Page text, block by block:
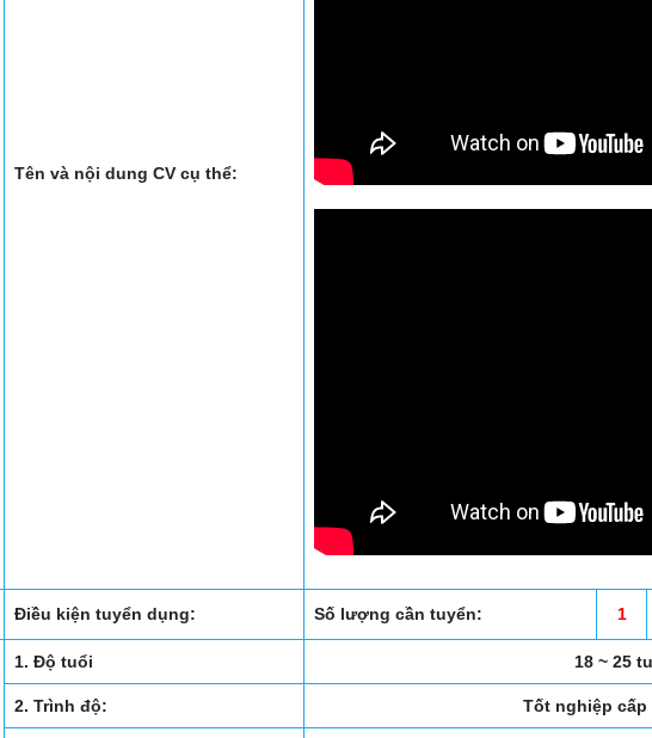
Tên và nội dung CV cụ thể:
Điều kiện tuyển dụng: Số lượng cần tuyển: 1
1. Độ tuổi 18 ~ 25
2. Trình độ: Tốt nghiệp cấp